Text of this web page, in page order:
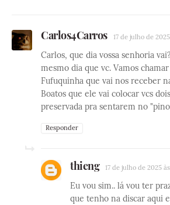
Carlos4Carros 17 de julho de
Carlos, que dia vossa senhoria
mesmo dia que vc. Vamos
Fufuquinha que vai nos receber
Boatos que ele vai colocar vcs
preservada pra sentarem no
Responder
thieng 17 de julho de 2025 às
Eu vou sim.. lá vou ter
que tenho na discar aqui